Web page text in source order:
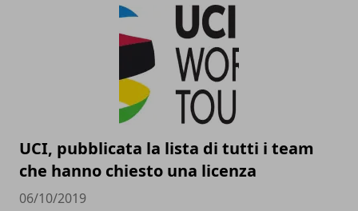
UCI, pubblicata la lista di tutti i team
che hanno chiesto una licenza
06/10/2019